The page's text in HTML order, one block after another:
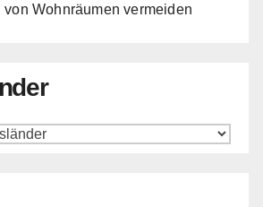
Wohnräumen vermeiden